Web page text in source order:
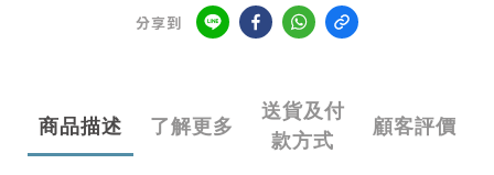
分享到
商品描述 了解更多
送貨及付
款方式
顧客評價